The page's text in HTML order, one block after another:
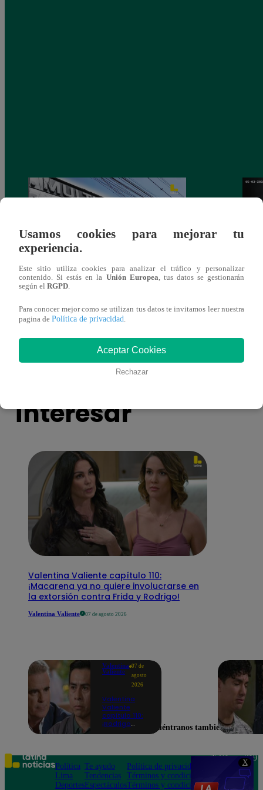
X
Asesinan a comerciante ferretero dentro de
También te puede
interesar
Valentina Valiente capítulo 110:
¡Macarena ya no quiere involucrarse en
la extorsión contra Frida y Rodrigo!
Valentina Valiente 07 de agosto 2026
Valentina
Valiente
07 de
agosto
2026
Valentina
Valiente
capítulo 110:
¡Rodrigo
llevarlo a
prisión por
extorsión!
Usamos cookies para mejorar tu
experiencia.
Este sitio utiliza cookies para analizar el tráfico y personalizar
contenido. Si estás en la Unión Europea , tus datos se gestionarán
según el RGPD
Para conocer mejor como se utilizan tus datos te invitamos leer nuestra
pagina de Política de privacidad
Aceptar Cookies
Rechazar
Encuéntranos también en
Política
Lima
Deportes
Te ayudo
Tendencias
Espectáculos
Política de privacidad
Términos y condiciones
Términos y condiciones
Teléfono: 219
Av. San
Felipe 968